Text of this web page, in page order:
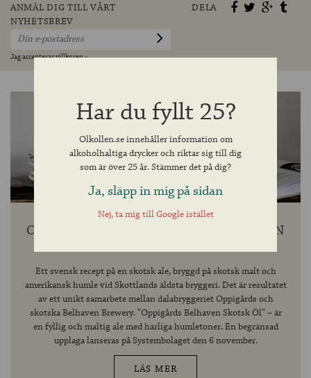
ANMÄL DIG TILL VÅRT
NYHETSBREV
Jag accepterar villkoren »
DELA
OPPIGÅRDS BRYGGERI OCH BELHAVEN
Ett svensk recept på en skotsk ale, bryggd på skotsk malt och
amerikansk humle vid Skottlands äldsta bryggeri. Det är resultatet
av ett unikt samarbete mellan dalabryggeriet Oppigårds och
skotska Belhaven Brewery. ”Oppigårds Belhaven Skotsk Öl” – är
en fyllig och maltig ale med härliga humletoner. En begränsad
upplaga lanseras på Systembolaget den 6 november.
LÄS MER
Har du fyllt 25?
Olkollen.se innehåller information om
alkoholhaltiga drycker och riktar sig till dig
som är över 25 år. Stämmer det på dig?
Ja, släpp in mig på sidan
Nej, ta mig till Google istället